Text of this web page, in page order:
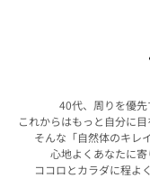
40代、周りを優先
これからはもっと自分に
そんな「自然体のキレ
心地よくあなたに寄
ココロとカラダに程よ